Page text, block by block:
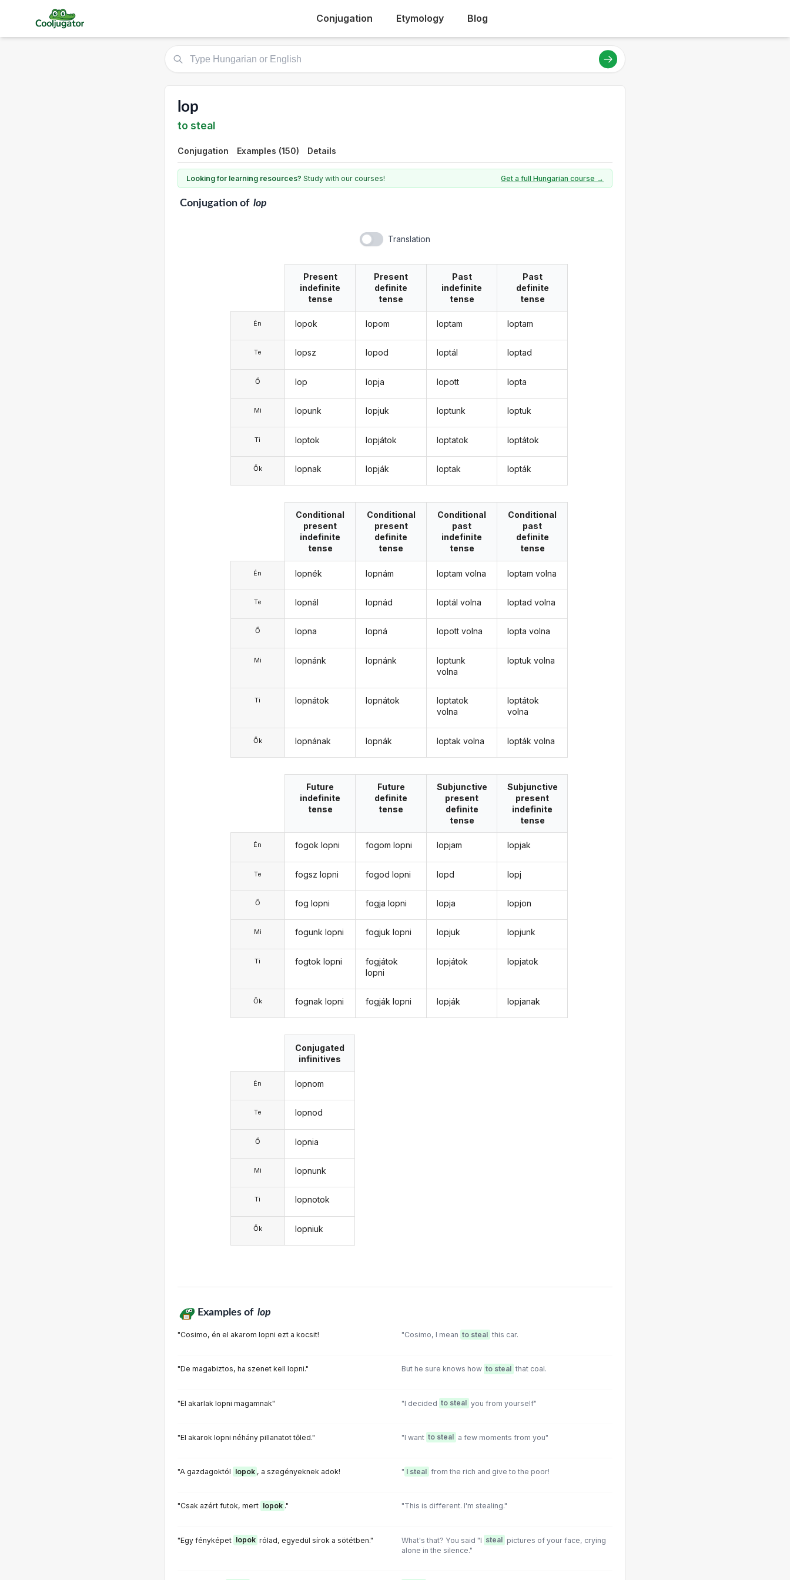
Conjugation Etymology Blog
lop
to steal
Conjugation Examples (150) Details
Looking for learning resources? Study with our courses! Get a full Hungarian course →
Conjugationof lop
Translation
Én
Te
Ő
Mi
Ti
Ők
Present
indefinite
tense
lopok
lopsz
lop
lopunk
loptok
lopnak
Present
definite
tense
lopom
lopod
lopja
lopjuk
lopjátok
lopják
Past
indefinite
tense
loptam
loptál
lopott
loptunk
loptatok
loptak
Past
definite
tense
loptam
loptad
lopta
loptuk
loptátok
lopták
Én
Te
Ő
Mi
Ti
Ők
Conditional
present
indefinite
tense
lopnék
lopnál
lopna
lopnánk
lopnátok
lopnának
Conditional
present
definite
tense
lopnám
lopnád
lopná
lopnánk
lopnátok
lopnák
Conditional
past
indefinite
tense
loptam volna
loptál volna
lopott volna
loptunk
volna
loptatok
volna
loptak volna
Conditional
past
definite
tense
loptam volna
loptad volna
lopta volna
loptuk volna
loptátok
volna
lopták volna
Én
Te
Ő
Mi
Ti
Ők
Future
indefinite
tense
fogok lopni
fogsz lopni
fog lopni
fogunk lopni
fogtok lopni
fognak lopni
Future
definite
tense
fogom lopni
fogod lopni
fogja lopni
fogjuk lopni
fogjátok
lopni
fogják lopni
Subjunctive
present
definite
tense
lopjam
lopd
lopja
lopjuk
lopjátok
lopják
Subjunctive
present
indefinite
tense
lopjak
lopj
lopjon
lopjunk
lopjatok
lopjanak
Én
Te
Ő
Mi
Ti
Ők
Conjugated
infinitives
lopnom
lopnod
lopnia
lopnunk
lopnotok
lopniuk
Examples of lop
"Cosimo, én el akarom lopni ezt a kocsit! "Cosimo, I mean to steal this car.
"De magabiztos, ha szenet kell lopni." But he sure knows how to steal that coal.
"El akarlak lopni magamnak" "I decided to steal you from yourself"
"El akarok lopni néhány pillanatot tőled." "I want to steal a few moments from you"
"A gazdagoktól lopok , a szegényeknek adok! " I steal from the rich and give to the poor!
"Csak azért futok, mert lopok ." "This is different. I'm stealing."
"Egy fényképet lopok rólad, egyedül sírok a sötétben." What's that? You said "l steal pictures of your face, crying
alone in the silence."